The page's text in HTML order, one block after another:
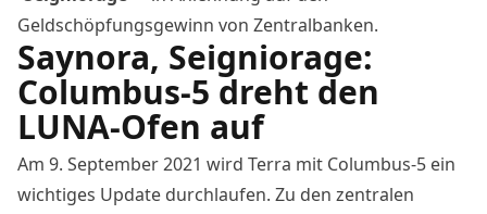
Geldschöpfungsgewinn von Zentralbanken.
Saynora, Seigniorage:
Columbus-5 dreht den
LUNA-Ofen auf
Am 9. September 2021 wird Terra mit Columbus-5 ein
wichtiges Update durchlaufen. Zu den zentralen